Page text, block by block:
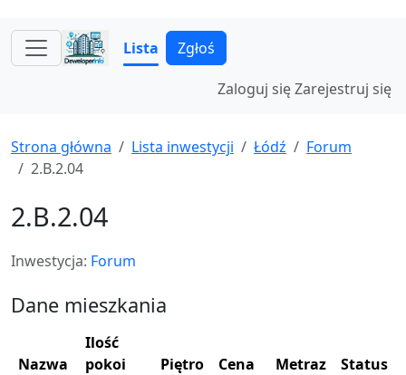
Lista Zgłoś
Zaloguj sięZarejestruj się
Strona główna Lista inwestycji Łódź
Forum
2.B.2.04
2.B.2.04
Inwestycja: Forum
Dane mieszkania
Nazwa
Ilość
pokoi
Piętro Cena Metraz
Status